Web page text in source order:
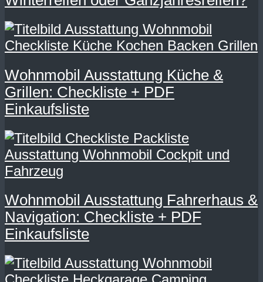
Wohnmobil Ausstattung Küche &
Grillen: Checkliste + PDF
Einkaufsliste
Wohnmobil Ausstattung Fahrerhaus &
Navigation: Checkliste + PDF
Einkaufsliste